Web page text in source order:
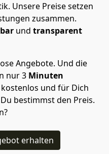
Unsere Preise setzen
zusammen.
und transparent
Angebote. Und die
nur3 Minuten
und für Dich
bestimmst den Preis.
erhalten